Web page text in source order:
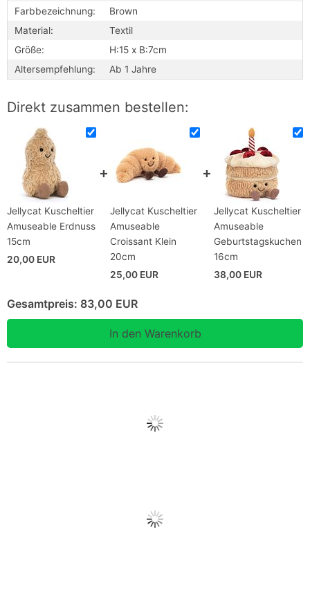
Farbbezeichnung:
Brown
Material:
Textil
Größe:
H:15 x B:7cm
Altersempfehlung:
Ab 1 Jahre
Direkt zusammen bestellen:
Jellycat Kuscheltier
Amuseable Erdnuss
15cm
20,00 EUR
Jellycat Kuscheltier
Amuseable
Croissant Klein
20cm
25,00 EUR
Jellycat Kuscheltier
Amuseable
Geburtstagskuchen
16cm
38,00 EUR
Gesamtpreis: 83,00 EUR